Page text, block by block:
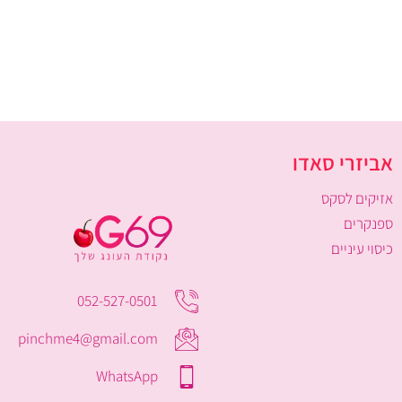
אביזרי סאדו
אזיקים לסקס
ספנקרים
כיסוי עיניים
052-527-0501
pinchme4@gmail.com
WhatsApp